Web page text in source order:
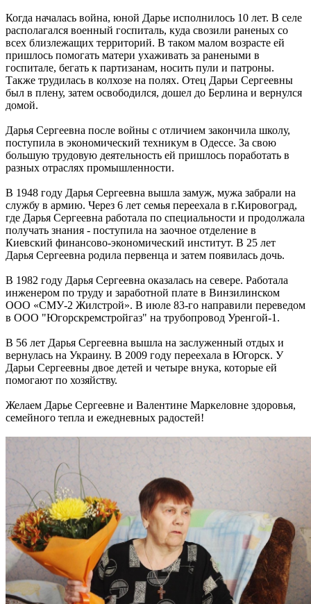
Когда началась война, юной Дарье исполнилось 10 лет. В селе
располагался военный госпиталь, куда свозили раненых со
всех близлежащих территорий. В таком малом возрасте ей
пришлось помогать матери ухаживать за ранеными в
госпитале, бегать к партизанам, носить пули и патроны.
Также трудилась в колхозе на полях. Отец Дарьи Сергеевны
был в плену, затем освободился, дошел до Берлина и вернулся
домой.
Дарья Сергеевна после войны с отличием закончила школу,
поступила в экономический техникум в Одессе. За свою
большую трудовую деятельность ей пришлось поработать в
разных отраслях промышленности.
В 1948 году Дарья Сергеевна вышла замуж, мужа забрали на
службу в армию. Через 6 лет семья переехала в г.Кировоград,
где Дарья Сергеевна работала по специальности и продолжала
получать знания - поступила на заочное отделение в
Киевский финансово-экономический институт. В 25 лет
Дарья Сергеевна родила первенца и затем появилась дочь.
В 1982 году Дарья Сергеевна оказалась на севере. Работала
инженером по труду и заработной плате в Винзилинском
ООО «СМУ-2 Жилстрой». В июле 83-го направили переведом
в ООО "Югорскремстройгаз" на трубопровод Уренгой-1.
В 56 лет Дарья Сергеевна вышла на заслуженный отдых и
вернулась на Украину. В 2009 году переехала в Югорск. У
Дарьи Сергеевны двое детей и четыре внука, которые ей
помогают по хозяйству.
Желаем Дарье Сергеевне и Валентине Маркеловне здоровья,
семейного тепла и ежедневных радостей!